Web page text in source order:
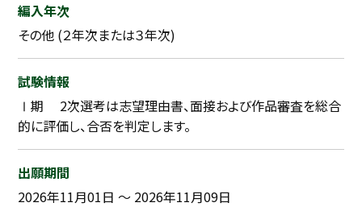
編入年次
その他 (２年次または３年次)
試験情報
Ⅰ期 2次選考は志望理由書、面接および作品審査を総合
的に評価し、合否を判定します。
出願期間
2026年11月01日 ～ 2026年11月09日